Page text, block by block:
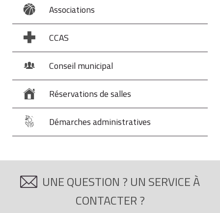
Associations
CCAS
Conseil municipal
Réservations de salles
Démarches administratives
UNE QUESTION ? UN SERVICE À
CONTACTER ?